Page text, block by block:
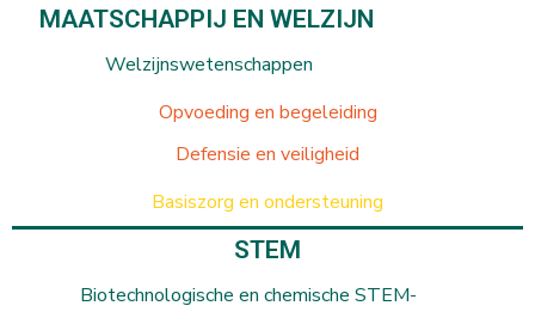
MAATSCHAPPIJ EN WELZIJN
Welzijnswetenschappen
Opvoeding en begeleiding
Defensie en veiligheid
Basiszorg en ondersteuning
STEM
Biotechnologische en chemische STEM-